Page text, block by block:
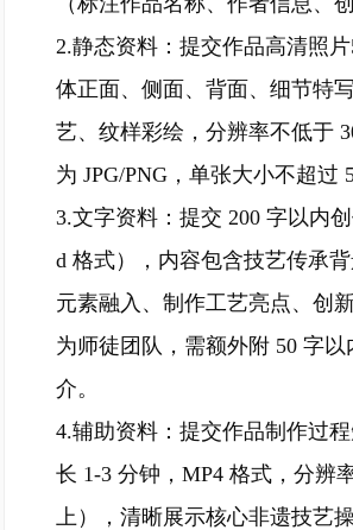
2.静态资料：提交作品高清照
体正面、侧面、背面、细节特
艺、纹样彩绘，分辨率不低于
为 JPG/PNG，单张大小不超过
3.文字资料：提交 200 字以内
d 格式），内容包含技艺传承
元素融入、制作工艺亮点、创
为师徒团队，需额外附 50 字
介。
4.辅助资料：提交作品制作过
长 1-3 分钟，MP4 格式，分辨
上），清晰展示核心非遗技艺